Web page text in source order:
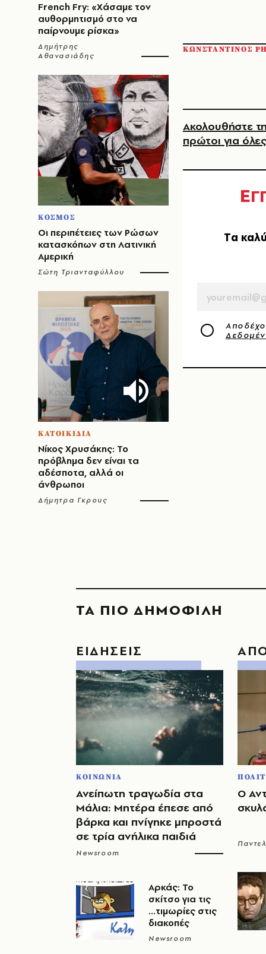
French Fry: «Χάσαμε τον
αυθορμητισμό στο να
παίρνουμε ρίσκα»
Δημήτρης
Αθανασιάδης
ΚΟΣΜΟΣ
Οι περιπέτειες των Ρώσων
κατασκόπων στη Λατινική
Αμερική
Σώτη Τριανταφύλλου
ΚΑΤΟΙΚΙΔΙΑ
Νίκος Χρυσάκης: Το
πρόβλημα δεν είναι τα
αδέσποτα, αλλά οι
άνθρωποι
Δήμητρα Γκρους
ΚΩΝΣΤΑΝΤΙΝΟΣ
Ακολουθήστε
πρώτοι για
Ε
Tα
ΤΑ ΠΙΟ ΔΗΜΟΦΙΛΗ
ΕΙΔΗΣΕΙΣ
ΚΟΙΝΩΝΙΑ
Ανείπωτη τραγωδία στα
Μάλια: Μητέρα έπεσε από
βάρκα και πνίγηκε μπροστά
σε τρία ανήλικα παιδιά
Newsroom
Αρκάς: Το
σκίτσο για τις
...τιμωρίες στις
διακοπές
Newsroom
Ο